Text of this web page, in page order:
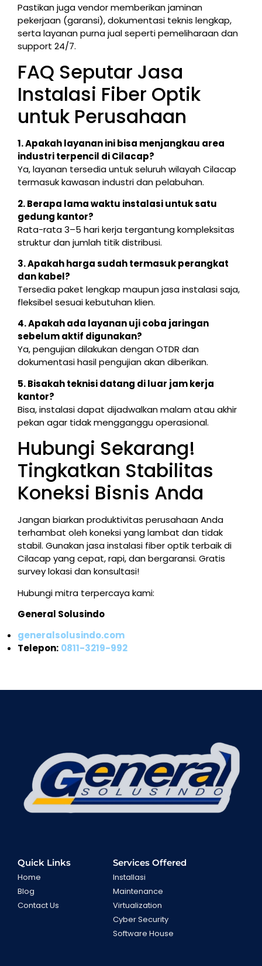
Pastikan juga vendor memberikan jaminan
pekerjaan (garansi), dokumentasi teknis lengkap,
serta layanan purna jual seperti pemeliharaan dan
support 24/7.
FAQ Seputar Jasa
Instalasi Fiber Optik
untuk Perusahaan
1. Apakah layanan ini bisa menjangkau area
industri terpencil di Cilacap?
Ya, layanan tersedia untuk seluruh wilayah Cilacap
termasuk kawasan industri dan pelabuhan.
2. Berapa lama waktu instalasi untuk satu
gedung kantor?
Rata-rata 3–5 hari kerja tergantung kompleksitas
struktur dan jumlah titik distribusi.
3. Apakah harga sudah termasuk perangkat
dan kabel?
Tersedia paket lengkap maupun jasa instalasi saja,
fleksibel sesuai kebutuhan klien.
4. Apakah ada layanan uji coba jaringan
sebelum aktif digunakan?
Ya, pengujian dilakukan dengan OTDR dan
dokumentasi hasil pengujian akan diberikan.
5. Bisakah teknisi datang di luar jam kerja
kantor?
Bisa, instalasi dapat dijadwalkan malam atau akhir
pekan agar tidak mengganggu operasional.
Hubungi Sekarang!
Tingkatkan Stabilitas
Koneksi Bisnis Anda
Jangan biarkan produktivitas perusahaan Anda
terhambat oleh koneksi yang lambat dan tidak
stabil. Gunakan jasa instalasi fiber optik terbaik di
Cilacap yang cepat, rapi, dan bergaransi. Gratis
survey lokasi dan konsultasi!
Hubungi mitra terpercaya kami:
General Solusindo
generalsolusindo.com
Telepon: 0811-3219-992
Quick Links
Home
Blog
Contact Us
Services Offered
Installasi
Maintenance
Virtualization
Cyber Security
Software House